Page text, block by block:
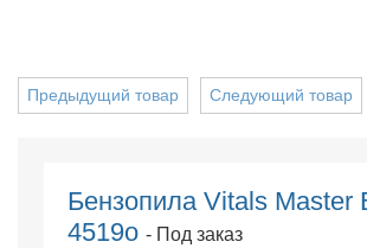
Следующий товар
Предыдущий товар
Бензопила Vitals Master
4519o - Под заказ